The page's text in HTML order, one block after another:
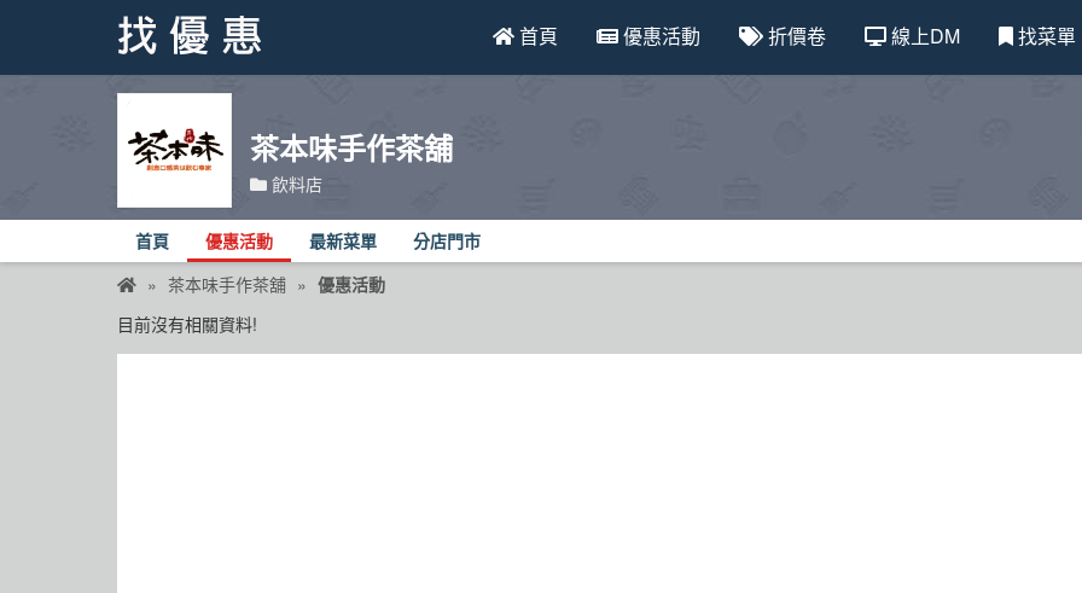
首頁 優惠活動 折價卷 線上DM 找菜單
茶本味手作茶舖
飲料店
首頁 優惠活動 最新菜單 分店門市
茶本味手作茶舖
優惠活動
目前沒有相關資料!
找優惠